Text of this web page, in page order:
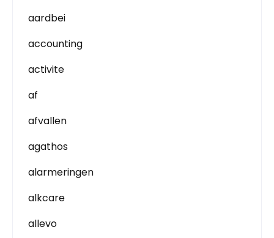
aardbei
accounting
activite
af
afvallen
agathos
alarmeringen
alkcare
allevo